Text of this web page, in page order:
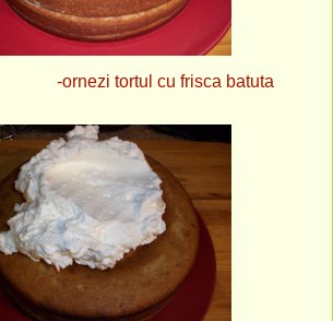
cu frisca batuta